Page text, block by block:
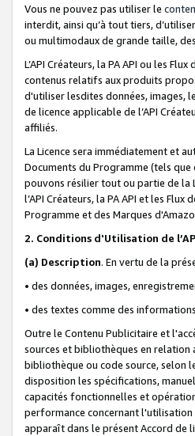
Vous ne pouvez pas utiliser le
interdit, ainsi qu’à tout tiers,
ou multimodaux de grande taille,
L’API Créateurs, la PA API ou les
contenus relatifs aux produits
d'utiliser lesdites données, images,
de licence applicable de l’API
affiliés.
La Licence sera immédiatement et
Documents du Programme (tels
pouvons résilier tout ou partie de la
l’API Créateurs, la PA API et les
Programme et des Marques
2. Conditions d'Utilisation de
(a) Description. En vertu de la
• des données, images,
• des textes comme des
Outre le Contenu Publicitaire et
sources et bibliothèques en relation
bibliothèque ou code source, selon
disposition les spécifications,
capacités fonctionnelles et
performance concernant l'utilisation
apparaît dans le présent Accord de